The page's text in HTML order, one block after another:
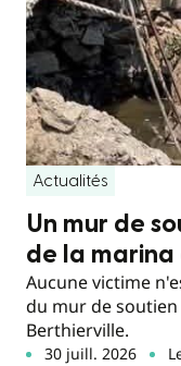
Actualités
Un mur de
de la
Aucune victime
du mur de
Berthierville.
30 juill. 2026